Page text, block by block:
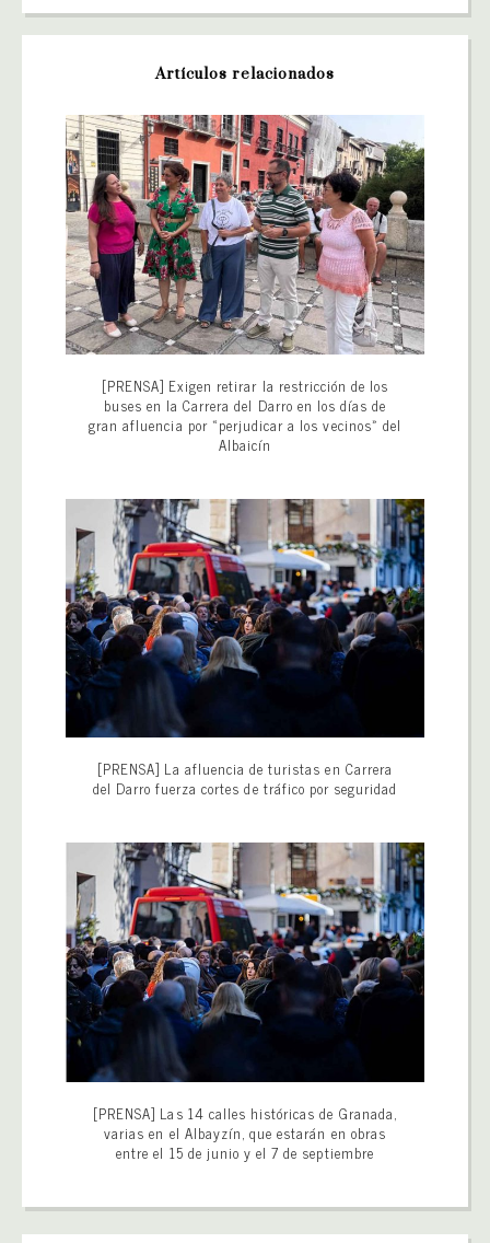
Artículos relacionados
[PRENSA] Exigen retirar la restricción de los
buses en la Carrera del Darro en los días de
gran afluencia por «perjudicar a los vecinos» del
Albaicín
[PRENSA] La afluencia de turistas en Carrera
del Darro fuerza cortes de tráfico por seguridad
[PRENSA] Las 14 calles históricas de Granada,
varias en el Albayzín, que estarán en obras
entre el 15 de junio y el 7 de septiembre